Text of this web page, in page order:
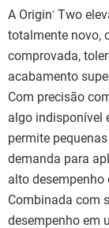
A Origin ®
Two
totalmente novo,
comprovada,
acabamento
Com precisão
algo indisponível
permite
demanda para
alto desempenho
Combinada com
desempenho em